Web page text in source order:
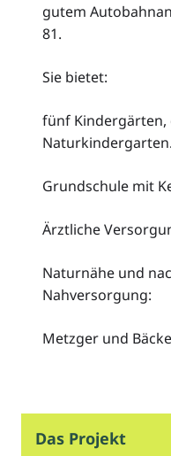
gutem
81.
Sie bietet:
fünf Kindergärten,
Naturkindergarten.
Grundschule mit
Ärztliche
Naturnähe und
Nahversorgung:
Metzger und
Das Projekt